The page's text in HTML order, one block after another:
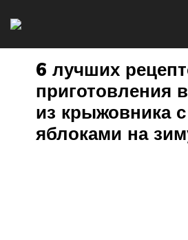
6 лучших
приготовления
из крыжовника с
яблоками на